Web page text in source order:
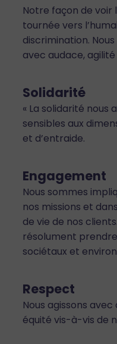
Notre façon de
tournée vers
discrimination.
avec audace,
Solidarité
« La solidarité nous
sensibles aux
et d’entraide.
Engagement
Nous sommes
nos missions et
de vie de nos
résolument
sociétaux et
Respect
Nous agissons
équité vis-à-vis de